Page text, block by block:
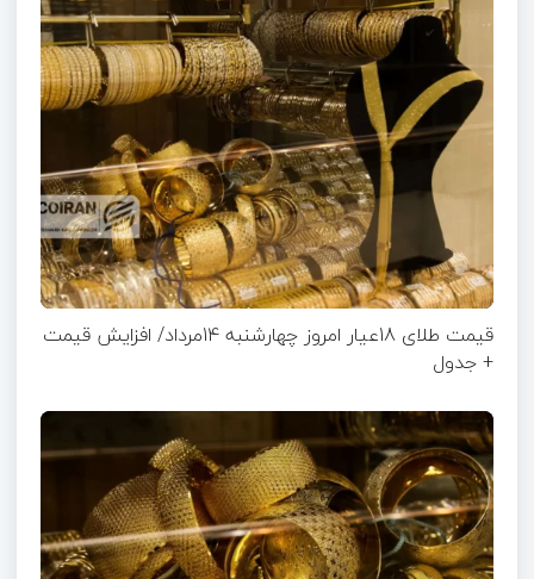
قیمت طلای 18عیار امروز چهارشنبه 14مرداد/ افزایش قیمت
+ جدول